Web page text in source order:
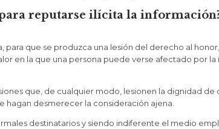
reputarse ilícita la
para que se produzca una lesión del derecho al
en la que una persona puede verse afectado por
que, de cualquier modo, lesionen la dignidad de
desmerecer la consideración ajena.
destinatarios y siendo indiferente el medio